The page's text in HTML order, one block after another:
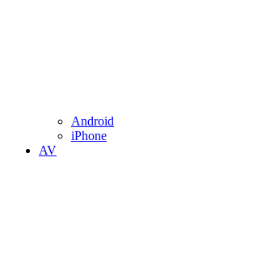
Android
iPhone
AV